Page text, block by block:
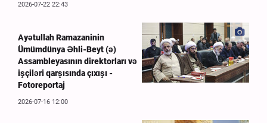
2026-07-22 22:43
Ayətullah Ramazaninin
Ümümdünya Əhli-Beyt (ə)
Assambleyasının direktorları və
işçiləri qarşısında çıxışı -
Fotoreportaj
2026-07-16 12:00